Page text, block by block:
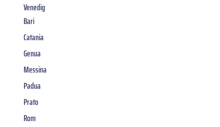
Venedig
Bari
Catania
Genua
Messina
Padua
Prato
Rom